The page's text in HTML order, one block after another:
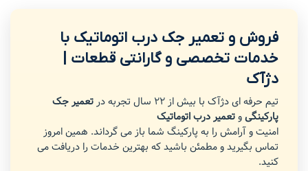
فروش و تعمیر جک درب اتوماتیک با
خدمات تخصصی و گارانتی قطعات |
دژآک
تیم حرفه ای دژآک با بیش از 22 سال تجربه در
تعمیر جک
پارکینگیو تعمیر درب اتوماتیک
امنیت و آرامش را به پارکینگ شما باز می گرداند. همین امروز
تماس بگیرید و مطمئن باشید که بهترین خدمات را دریافت می
کنید.